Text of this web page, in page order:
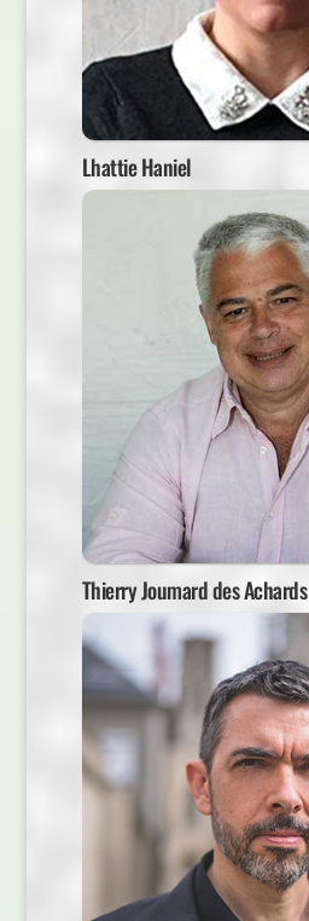
Lhattie Haniel
Thierry Joumard des Achards